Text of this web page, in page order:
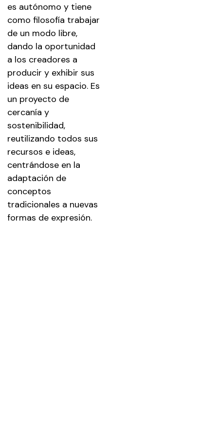
es autónomo y tiene
como filosofía trabajar
de un modo libre,
dando la oportunidad
a los creadores a
producir y exhibir sus
ideas en su espacio. Es
un proyecto de
cercanía y
sostenibilidad,
reutilizando todos sus
recursos e ideas,
centrándose en la
adaptación de
conceptos
tradicionales a nuevas
formas de expresión.